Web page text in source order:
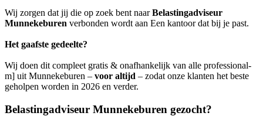
Wij zorgen dat jij die op zoek bent naarBelastingadviseur
Munnekeburen verbonden wordt aan Een kantoor dat bij je past.
Het gaafste gedeelte?
Wij doen dit compleet gratis & onafhankelijk van alle professional-
m] uit Munnekeburen – voor altijd – zodat onze klanten het beste
geholpen worden in 2026 en verder.
Belastingadviseur Munnekeburen gezocht?